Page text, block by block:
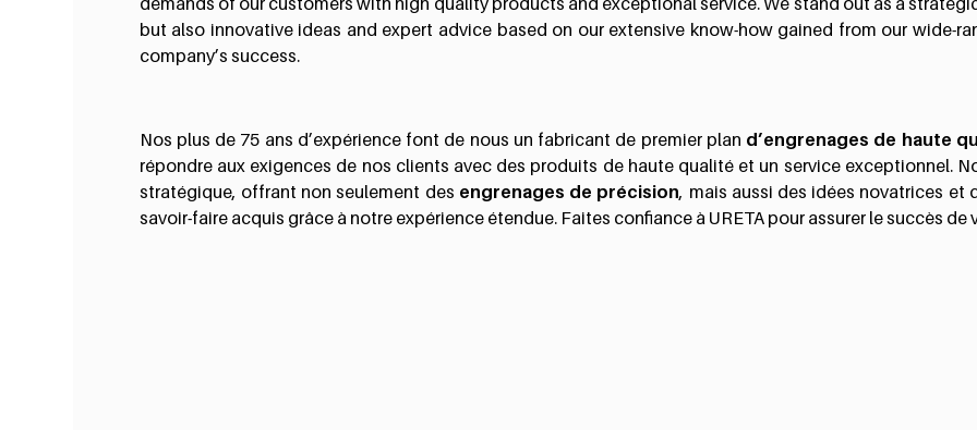
but also innovative ideas and expert advice based on our extensive know-how gained from our wide-
company’s success.
Nos plus de 75 ans d’expérience font de nous un fabricant de premier plan d’engrenages de haute
répondre aux exigences de nos clients avec des produits de haute qualité et un service exceptionnel.
stratégique, offrant non seulement des engrenages de précision, mais aussi des idées novatrices et
savoir-faire acquis grâce à notre expérience étendue. Faites confiance à URETA pour assurer le succès de